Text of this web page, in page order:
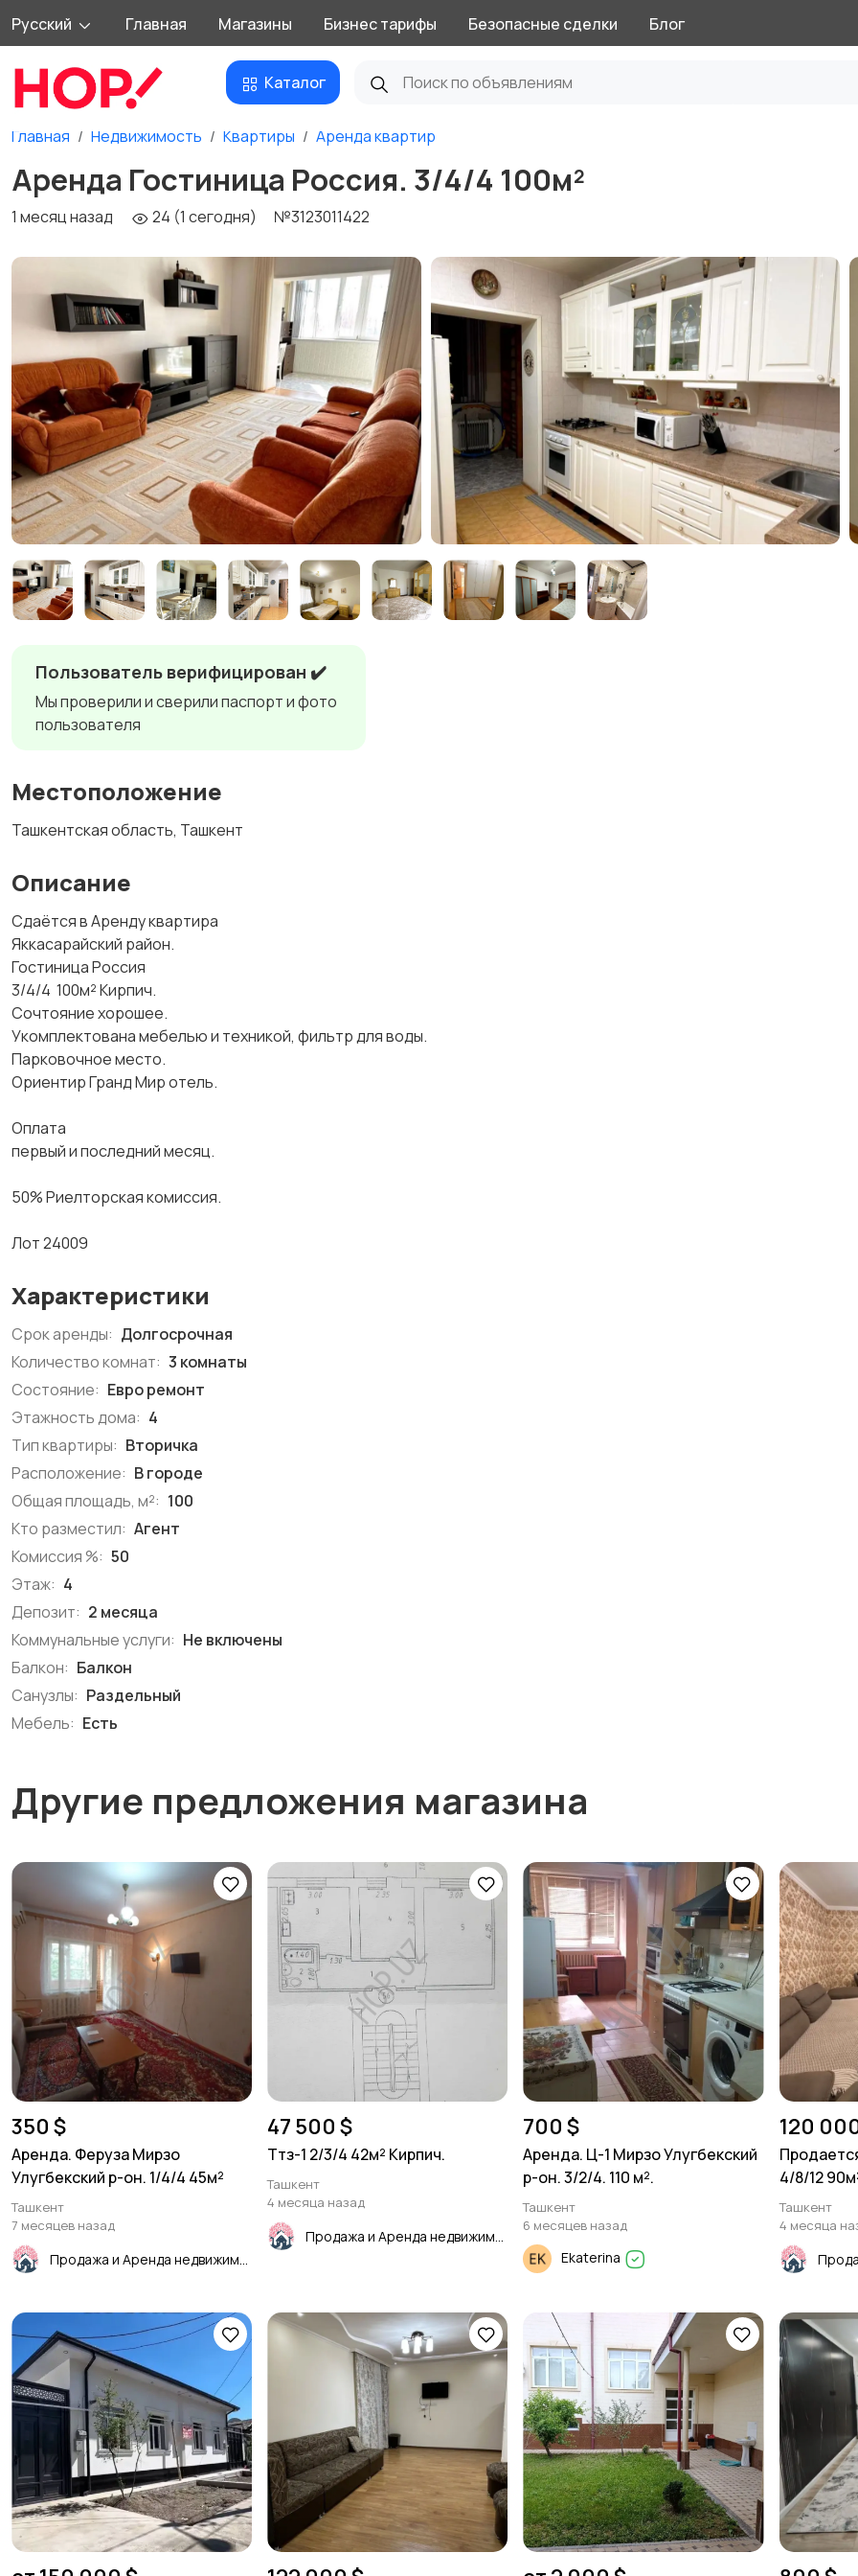
Русский Главная Магазины Бизнес тарифы Безопасные сделки Блог
Каталог
Главная Недвижимость Квартиры Аренда квартир
Аренда Гостиница Россия. 3/4/4 100м²
1 месяц назад 24 (1 сегодня) №3123011422
Пользователь верифицирован ✔️
Мы проверили и сверили паспорт и фото
пользователя
Местоположение
Ташкентская область, Ташкент
Описание
Сдаётся в Аренду квартира
Яккасарайский район.
Гостиница Россия
3/4/4 100м² Кирпич.
Сочтояние хорошее.
Укомплектована мебелью и техникой, фильтр для воды.
Парковочное место.
Ориентир Гранд Мир отель.
Оплата
первый и последний месяц.
50% Риелторская комиссия.
Лот 24009
Характеристики
Срок аренды: Долгосрочная
Количество комнат: 3 комнаты
Состояние: Евро ремонт
Этажность дома: 4
Тип квартиры: Вторичка
Расположение: В городе
Общая площадь, м²: 100
Кто разместил: Агент
Комиссия %: 50
Этаж: 4
Депозит: 2 месяца
Коммунальные услуги: Не включены
Балкон: Балкон
Санузлы: Раздельный
Мебель: Есть
Другие предложения магазина
350 $
Аренда. Феруза Мирзо
Улугбекский р-он. 1/4/4 45м²
Ташкент
7 месяцев назад
47 500 $
Ттз-1 2/3/4 42м² Кирпич.
Ташкент
4 месяца назад
700 $
Аренда. Ц-1 Мирзо Улугбекский
р-он. 3/2/4. 110 м².
Ташкент
6 месяцев назад
Ekaterina
120
4/8/12
Ташкент
4 месяца